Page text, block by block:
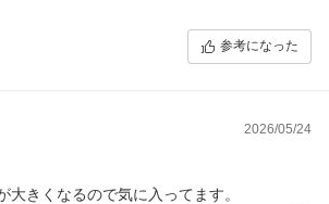
参考になった
2026/05/24
大きくなるので気に入ってます。